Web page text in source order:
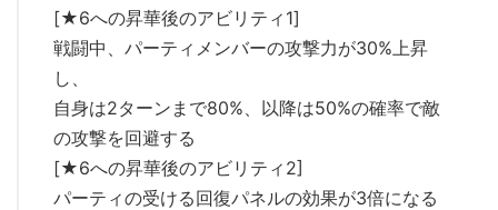
[★6への昇華後のアビリティ1]
戦闘中、パーティメンバーの攻撃力が30%上昇
し、
自身は2ターンまで80%、以降は50%の確率で敵
の攻撃を回避する
[★6への昇華後のアビリティ2]
パーティの受ける回復パネルの効果が3倍になる